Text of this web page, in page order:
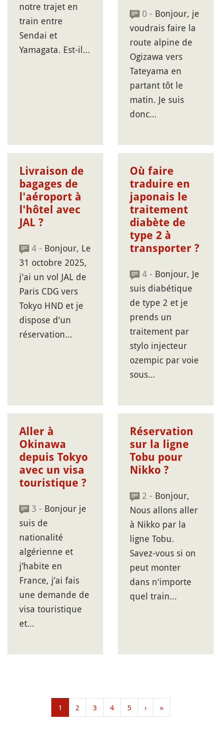
notre trajet en
train entre
Sendai et
Yamagata. Est-il…
0 - Bonjour, je
voudrais faire la
route alpine de
Ogizawa vers
Tateyama en
partant tôt le
matin. Je suis
donc…
Livraison de
bagages de
l'aéroport à
l'hôtel avec
JAL ?
4 - Bonjour, Le
31 octobre 2025,
j'ai un vol JAL de
Paris CDG vers
Tokyo HND et je
dispose d'un
réservation…
Où faire
traduire en
japonais le
traitement
diabète de
type 2 à
transporter ?
4 - Bonjour, Je
suis diabétique
de type 2 et je
prends un
traitement par
stylo injecteur
ozempic par voie
sous…
Aller à
Okinawa
depuis Tokyo
avec un visa
touristique ?
3 - Bonjour je
suis de
nationalité
algérienne et
j’habite en
France, j’ai fais
une demande de
visa touristique
et…
Réservation
sur la ligne
Tobu pour
Nikko ?
2 - Bonjour,
Nous allons aller
à Nikko par la
ligne Tobu.
Savez-vous si on
peut monter
dans n'importe
quel train…
1 2 3 4 5 › »